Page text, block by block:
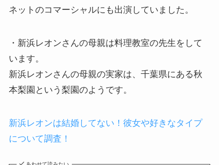
ネットのコマーシャルにも出演していました。
・新浜レオンさんの母親は料理教室の先生をして
います。
新浜レオンさんの母親の実家は、千葉県にある秋
本梨園という梨園のようです。
新浜レオンは結婚してない！彼女や好きなタイプ
について調査！
あわせて読みたい